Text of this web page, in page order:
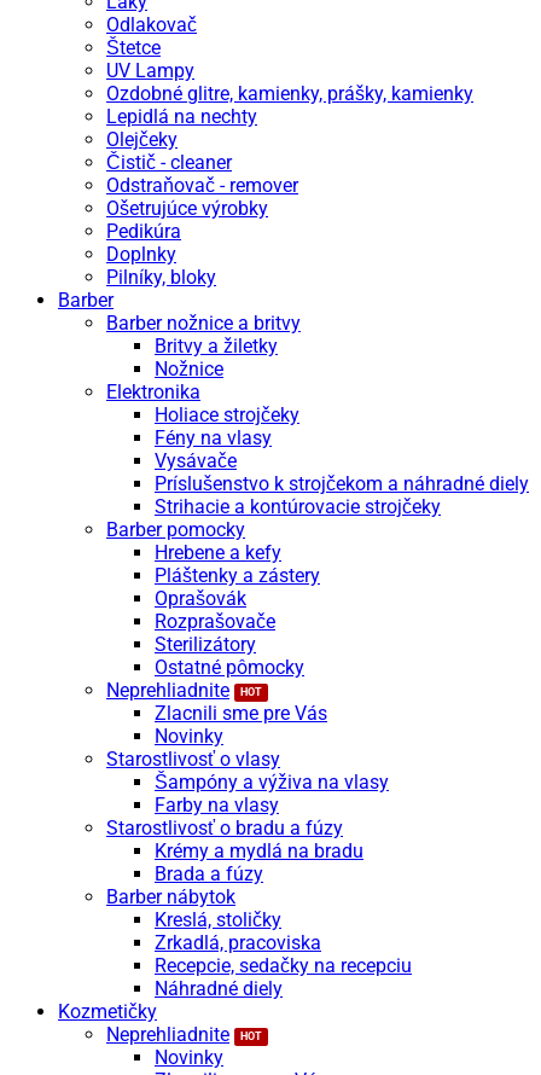
Odlakovač
Štetce
UV Lampy
Ozdobné glitre, kamienky, prášky, kamienky
Lepidlá na nechty
Olejčeky
Čistič - cleaner
Odstraňovač - remover
Ošetrujúce výrobky
Pedikúra
Doplnky
Pilníky, bloky
Barber
Barber nožnice a britvy
Britvy a žiletky
Nožnice
Elektronika
Holiace strojčeky
Fény na vlasy
Vysávače
Príslušenstvo k strojčekom a náhradné diely
Strihacie a kontúrovacie strojčeky
Barber pomocky
Hrebene a kefy
Pláštenky a zástery
Oprašovák
Rozprašovače
Sterilizátory
Ostatné pômocky
Neprehliadnite
Zlacnili sme pre Vás
Novinky
Starostlivosť o vlasy
Šampóny a výživa na vlasy
Farby na vlasy
Starostlivosť o bradu a fúzy
Krémy a mydlá na bradu
Brada a fúzy
Barber nábytok
Kreslá, stoličky
Zrkadlá, pracoviska
Recepcie, sedačky na recepciu
Náhradné diely
Kozmetičky
Neprehliadnite
Novinky